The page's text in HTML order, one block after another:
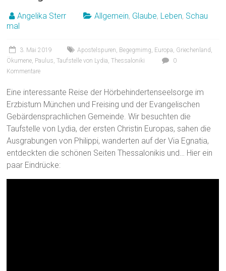
Angelika Sterr Allgemein, Glaube, Leben, Schau
mal
3. Mai 2019 Apostelspuren Begegmimg Europa Griechenland
Ökumene Paulus ,Taufstelle von Lydia ,Thessaloniki
0
Kommentare
Eine interessante Reise der Hörbehindertenseelsorge im
Erzbistum München und Freising und der Evangelischen
Gebärdensprachlichen Gemeinde. Wir besuchten die
Taufstelle von Lydia, der ersten Christin Europas, sahen die
Ausgrabungen von Philippi, wanderten auf der Via Egnatia,
entdeckten die schönen Seiten Thessalonikis und… Hier ein
paar Eindrücke: